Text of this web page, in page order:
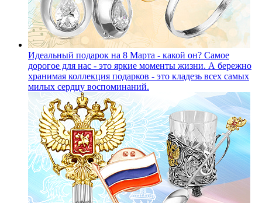
Идеальный подарок на 8 Марта - какой он? Самое
дорогое для нас - это яркие моменты жизни. А бережно
хранимая коллекция подарков - это кладезь всех самых
милых сердцу воспоминаний.